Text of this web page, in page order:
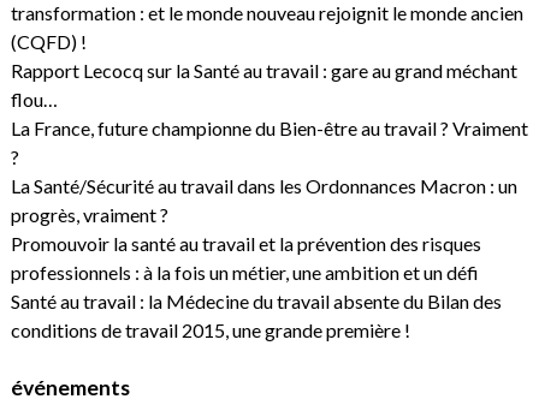
transformation : et le monde nouveau rejoignit le monde ancien
(CQFD) !
Rapport Lecocq sur la Santé au travail : gare au grand méchant
flou…
La France, future championne du Bien-être au travail ? Vraiment
?
La Santé/Sécurité au travail dans les Ordonnances Macron : un
progrès, vraiment ?
Promouvoir la santé au travail et la prévention des risques
professionnels : à la fois un métier, une ambition et un défi
Santé au travail : la Médecine du travail absente du Bilan des
conditions de travail 2015, une grande première !
événements